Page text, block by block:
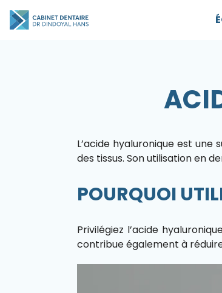
L’acide hyaluronique est
des tissus. Son utilisation en
POURQUOI
Privilégiez l’acide
contribue également à